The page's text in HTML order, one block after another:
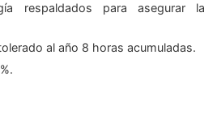
respaldados para asegurar la
al año 8 horas acumuladas.